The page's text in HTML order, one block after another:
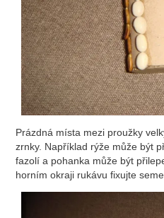
Prázdná místa mezi proužky
zrnky. Například rýže může být
fazolí a pohanka může být
horním okraji rukávu fixujte